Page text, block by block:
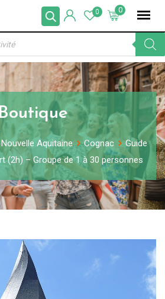
0
0
Nouvelle Aquitaine Cognac
Guide
(2h) – Groupe de 1 à 30 personnes